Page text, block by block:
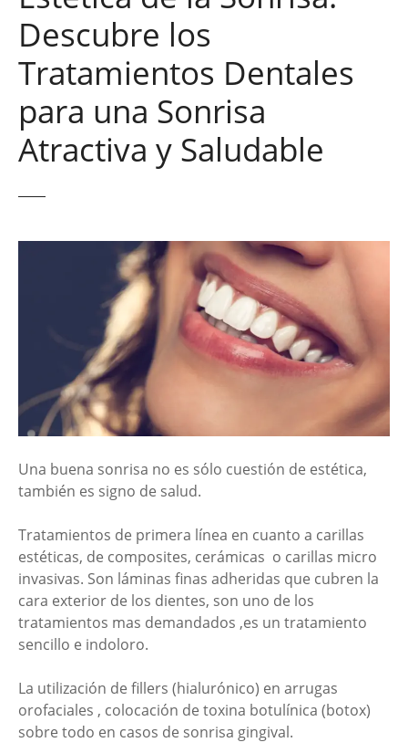
Descubre los
Tratamientos Dentales
para una Sonrisa
Atractiva y Saludable
Una buena sonrisa no es sólo cuestión de estética,
también es signo de salud.
Tratamientos de primera línea en cuanto a carillas
estéticas, de composites, cerámicas o carillas micro
invasivas. Son láminas finas adheridas que cubren la
cara exterior de los dientes, son uno de los
tratamientos mas demandados ,es un tratamiento
sencillo e indoloro.
La utilización de fillers (hialurónico) en arrugas
orofaciales , colocación de toxina botulínica (botox)
sobre todo en casos de sonrisa gingival.